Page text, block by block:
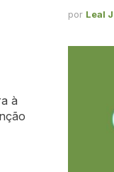
por Leal
à